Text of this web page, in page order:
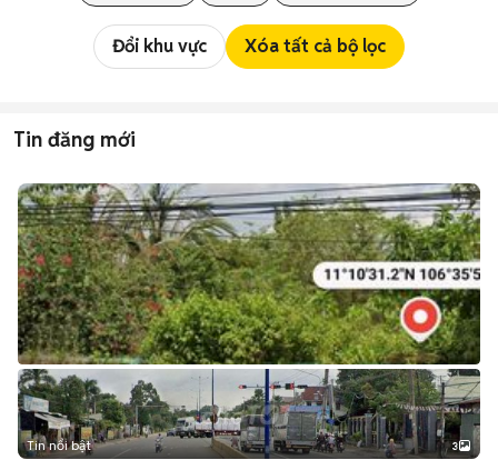
Đổi khu vực Xóa tất cả bộ lọc
Tin đăng mới
Tin nổi bật 3